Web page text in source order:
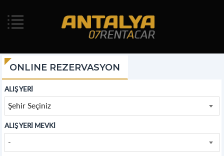
ONLINE REZERVASYON
ALIŞ YERİ
Şehir Seçiniz
ALIŞ YERİ MEVKİ
-